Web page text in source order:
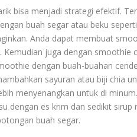
bisa menjadi strategi efektif.
buah segar atau beku
Anda dapat membuat
juga dengan smoothie
dengan buah-buahan
sayuran atau biji chia
menyenangkan untuk di
dengan es krim dan sedikit
buah segar.